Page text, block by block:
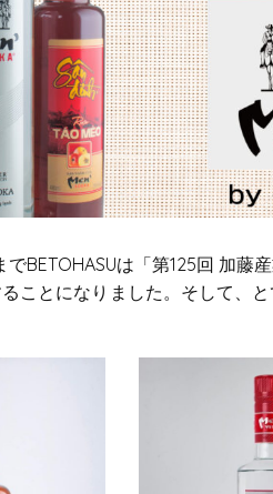
でBETOHASUは「第125回 加
ことになりました。そして、